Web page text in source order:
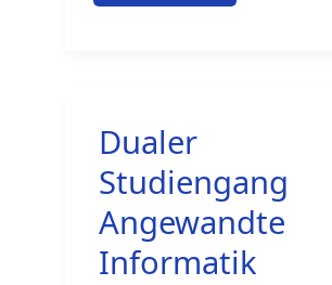
macht
Dualer
Studiengang
Angewandte
Informatik